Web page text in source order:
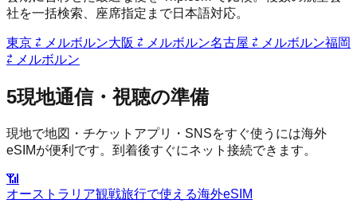
社を一括検索、座席指定まで日本語対応。
東京 ⇄ メルボルン大阪 ⇄ メルボルン名古屋 ⇄ メルボルン福岡
⇄ メルボルン
5現地通信・視聴の準備
現地で地図・チケットアプリ・SNSをすぐ使うには海外
eSIMが便利です。到着後すぐにネット接続できます。
📶
オーストラリア観戦旅行で使える海外eSIM